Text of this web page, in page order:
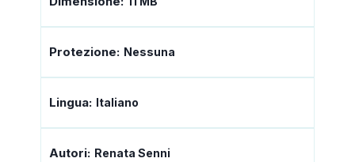
Protezione: Nessuna
Lingua: Italiano
Autori: Renata Senni